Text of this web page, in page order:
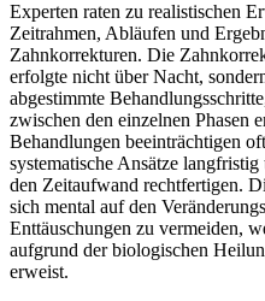
Experten raten zu realistischen
Zeitrahmen, Abläufen und
Zahnkorrekturen. Die
erfolgte nicht über Nacht,
abgestimmte
zwischen den einzelnen Phasen
Behandlungen beeinträchtigen
systematische Ansätze
den Zeitaufwand rechtfertigen.
sich mental auf den
Enttäuschungen zu vermeiden,
aufgrund der biologischen
erweist.